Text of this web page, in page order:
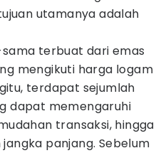
utamanya adalah
terbuat dari emas
mengikuti harga logam
terdapat sejumlah
dapat memengaruhi
transaksi, hingga
panjang. Sebelum